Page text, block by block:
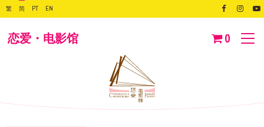
繁 简 PT EN
恋爱・电影馆 0